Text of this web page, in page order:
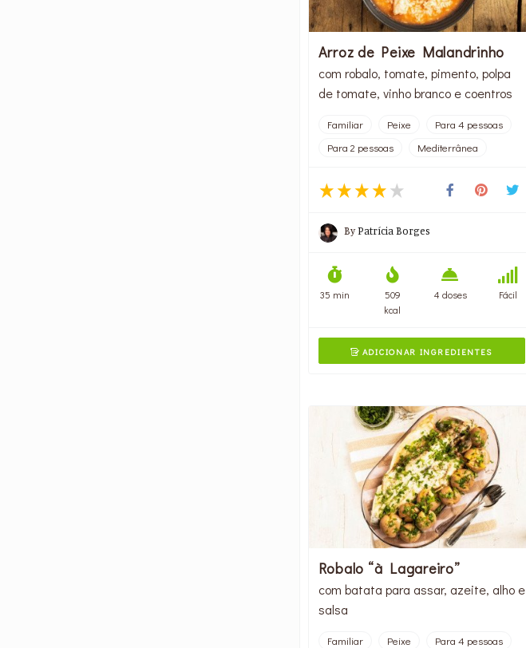
Arroz de Peixe Malandrinho
com robalo, tomate, pimento, polpa
de tomate, vinho branco e coentros
Familiar Peixe
Para 4 pessoas
Para 2 pessoas
Mediterrânea
ByPatrícia Borges
35 min
509
kcal
4 doses Fácil
 ADICIONAR INGREDIENTES
Robalo “à Lagareiro”
com batata para assar, azeite, alho e
salsa
Familiar Peixe
Para 4 pessoas